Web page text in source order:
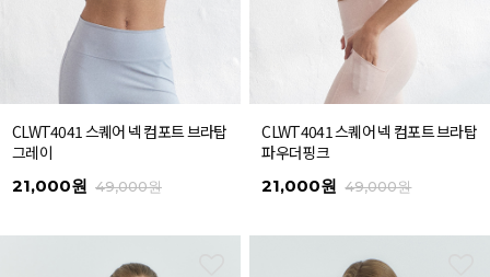
CLWT4041 스퀘어 넥 컴포트 브라탑
그레이
21,000원 49,000원
CLWT4041 스퀘어 넥 컴포트 브라탑
파우더핑크
21,000원 49,000원